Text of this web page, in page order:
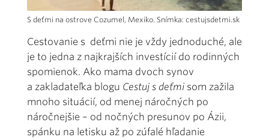
S deťmi na ostrove Cozumel, Mexiko. Snímka: cestujsdetmi.sk
Cestovanie s deťmi nie je vždy jednoduché, ale
je to jedna z najkrajších investícií do rodinných
spomienok. Ako mama dvoch synov
a zakladateľka blogu Cestuj s deťmi som zažila
mnoho situácií, od menej náročných po
náročnejšie – od nočných presunov po Ázii,
spánku na letisku až po zúfalé hľadanie